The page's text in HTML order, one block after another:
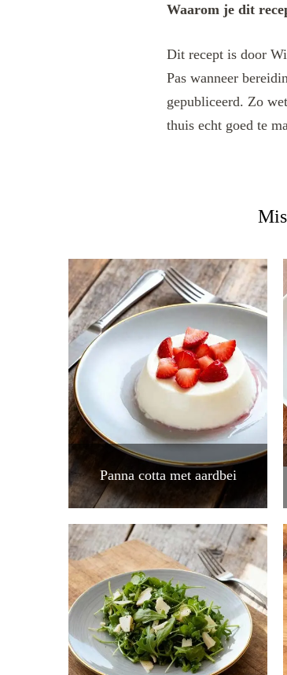
Waarom je dit
Dit recept is door
Pas wanneer
gepubliceerd. Zo
thuis echt goed te
Panna cotta met aardbei